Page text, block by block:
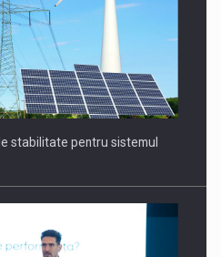
stabilitate pentru sistemul